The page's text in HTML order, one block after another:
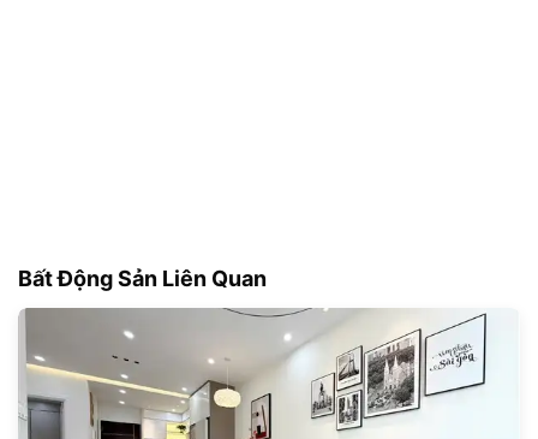
Bất Động Sản Liên Quan
181